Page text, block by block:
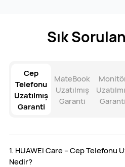
Sık
Cep
Telefonu
Uzatılmış
Garanti
MateBook
Uzatılmış
Garanti
Garanti
1. HUAWEI Care – Cep Telefonu
Nedir?